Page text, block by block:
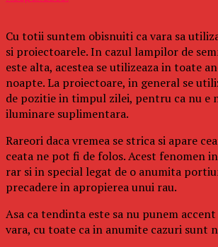
Cu totii suntem obisnuiti ca vara sa
si proiectoarele. In cazul lampilor de
este alta, acestea se utilizeaza in toate
noapte. La proiectoare, in general se
de pozitie in timpul zilei, pentru ca nu e
iluminare suplimentara.
Rareori daca vremea se strica si apare
ceata ne pot fi de folos. Acest fenomen
rar si in special legat de o anumita
precadere in apropierea unui rau.
Asa ca tendinta este sa nu punem
vara, cu toate ca in anumite cazuri sunt